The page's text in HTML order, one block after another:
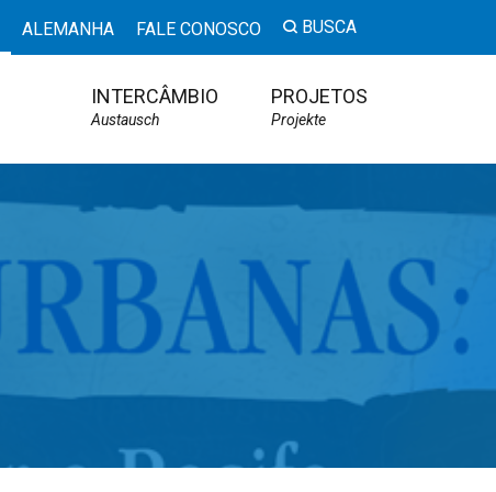
ALEMANHA FALE CONOSCO BUSCA
INTERCÂMBIO
Austausch
PROJETOS
Projekte